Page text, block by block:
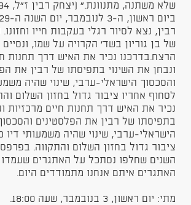
שלא משתנה, מתנוונת.״ (יצחק רבין ז״ל, 1994).
רבין, נצא לסיור רגלי בעקבות חייו
של בן גוריון בשד׳ הקרויה על שמו,
הרצח.בדרכנו נכיר את האיש דרך תחנות
ונבחן את השינוי בתפיסתו של רבין את
והסכסוך הישראלי-ערבי, שינוי שהיה
לסחוף אחריו ציבור גדול בחזון השלום
נכיר את האיש דרך תחנות חיים מרכזיות
בתפיסתו של רבין את הפלסטינים
הישראלי-ערבי, שינוי שהיה משמעותי דיו
השנים שחלפו נסתכל על האתגרים שעמדו
האתגרים איתם אנחנו מתמודדים היום.
מתי: יום ראשון, 3 בנובמבר, שעה 18:00.